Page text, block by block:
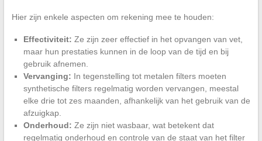
Hier zijn enkele aspecten om rekening mee te houden:
Effectiviteit: Ze zijn zeer effectief in het opvangen van vet,
maar hun prestaties kunnen in de loop van de tijd en bij
gebruik afnemen.
Vervanging: In tegenstelling tot metalen filters moeten
synthetische filters regelmatig worden vervangen, meestal
elke drie tot zes maanden, afhankelijk van het gebruik van de
afzuigkap.
Onderhoud: Ze zijn niet wasbaar, wat betekent dat
regelmatig onderhoud en controle van de staat van het filter